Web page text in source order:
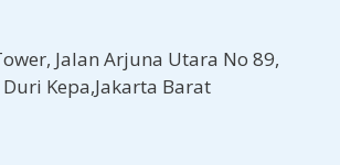
Jalan Arjuna Utara No 89,
Duri Kepa,Jakarta Barat